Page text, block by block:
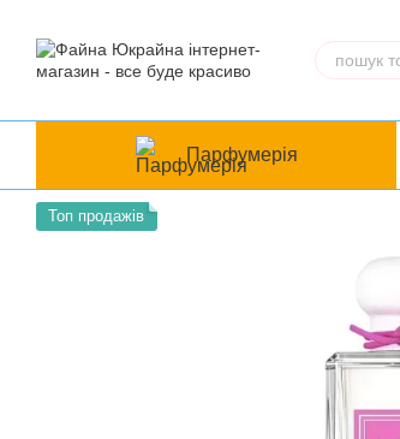
Парфумерія
Топ продажів